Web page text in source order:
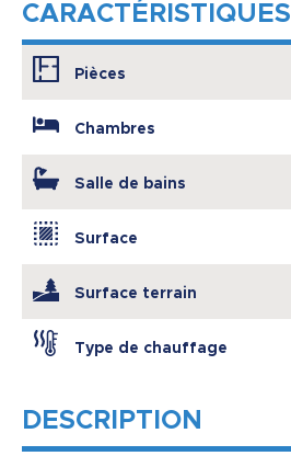
CARACTÉRISTIQUES
Pièces
Chambres
Salle de bains
Surface
Surface terrain
Type de chauffage
DESCRIPTION